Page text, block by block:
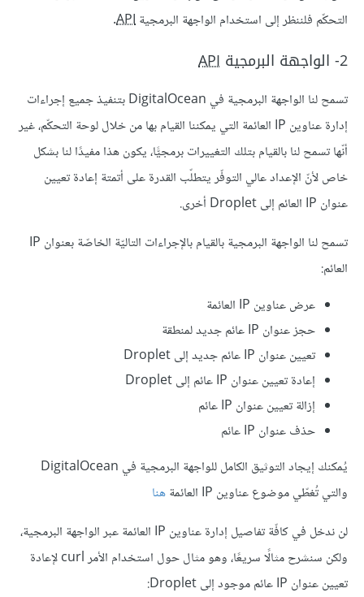
التحكّم فلننظر إلى استخدام الواجهة البرمجيةAPI
.
2- الواجهة البرمجية API
تسمح لنا الواجهة البرمجية في DigitalOcean بتنفيذ جميع إجراءات
إدارة عناوين IP العائمة التي يمكننا القيام بها من خلال لوحة التحكّم، غير
أنّها تسمح لنا بالقيام بتلك التغييرات برمجيًّا، يكون هذا مفيدًا لنا بشكل
خاص لأنّ الإعداد عالي التوفّر يتطلّب القدرة على أتمتة إعادة تعيين
عنوان IP العائم إلى Droplet أخرى.
تسمح لنا الواجهة البرمجية بالقيام بالإجراءات التاليّة الخاصّة بعنوان IP
العائم:
عرض عناوين IP العائمة
حجز عنوان IP عائم جديد لمنطقة
تعيين عنوان IP عائم جديد إلى Droplet
إعادة تعيين عنوان IP عائم إلى Droplet
إزالة تعيين عنوان IP عائم
حذف عنوان IP عائم
يُمكنك إيجاد التوثيق الكامل للواجهة البرمجية في DigitalOcean
والتي تُغطّي موضوع عناوين IP العائمة
هنا
لن ندخل في كافّة تفاصيل إدارة عناوين IP العائمة عبر الواجهة البرمجية،
ولكن سنشرح مثالًا سريعًا، وهو مثال حول استخدام الأمر curl لإعادة
تعيين عنوان IP عائم موجود إلى Droplet: